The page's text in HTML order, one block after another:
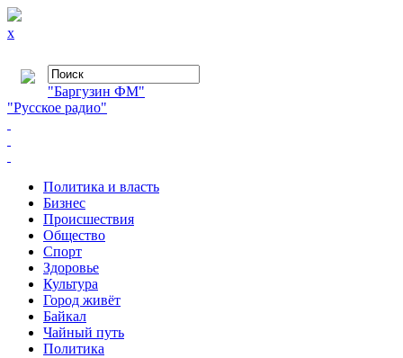
x
"Баргузин ФМ"
"Русское радио"
Политика и власть
Бизнес
Происшествия
Общество
Cпорт
Здоровье
Культура
Город живёт
Байкал
Чайный путь
Политика